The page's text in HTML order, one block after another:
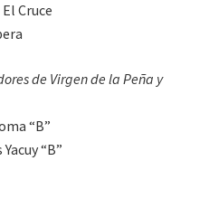
Cruce
de Virgen de la Peña y
“B”
“B”